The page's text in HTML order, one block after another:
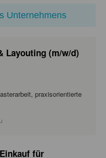
Unternehmens
Layouting (m/w/d)
praxisorientierte
für